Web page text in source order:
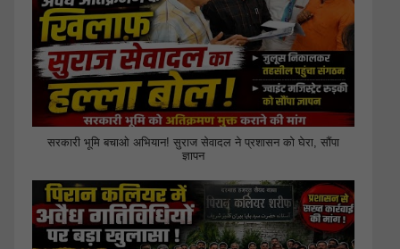
सरकारी भूमि बचाओ अभियान! सुराज सेवादल ने प्रशासन को घेरा, सौंपा
ज्ञापन